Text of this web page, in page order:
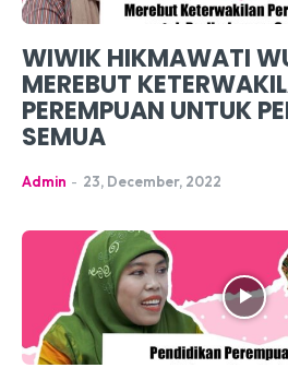
WIWIK HIKMAWATI
MEREBUT
PEREMPUAN UNTUK
SEMUA
Admin - 23, December, 2022